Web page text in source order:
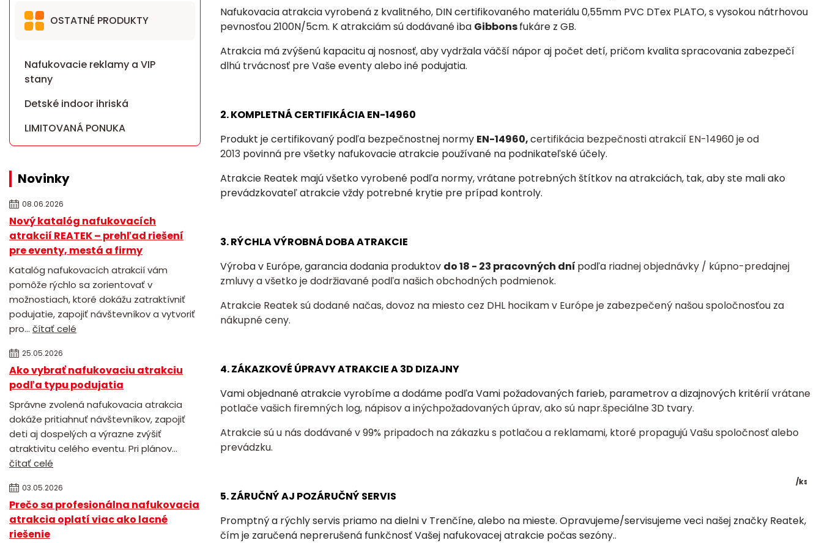
OSTATNÉ PRODUKTY
Nafukovacie reklamy a VIP
stany
Detské indoor ihriská
LIMITOVANÁ PONUKA
Novinky
08.06.2026
Nový katalóg nafukovacích
atrakcií REATEK – prehľad riešení
pre eventy, mestá a firmy
Katalóg nafukovacích atrakcií vám
pomôže rýchlo sa zorientovať v
možnostiach, ktoré dokážu zatraktívniť
podujatie, zapojiť návštevníkov a vytvoriť
pro... čítať celé
25.05.2026
Ako vybrať nafukovaciu atrakciu
podľa typu podujatia
Správne zvolená nafukovacia atrakcia
dokáže pritiahnuť návštevníkov, zapojiť
deti aj dospelých a výrazne zvýšiť
atraktivitu celého eventu. Pri plánov...
čítať celé
03.05.2026
Prečo sa profesionálna nafukovacia
atrakcia oplatí viac ako lacné
riešenie
/ks
Nafukovacia atrakcia vyrobená z kvalitného, DIN certifikovaného materiálu 0,55mm PVC DTex PLATO, s vysokou nátrhovou
pevnosťou 2100N/5cm. K atrakciám sú dodávané iba Gibbonsfukáre z GB.
Atrakcia má zvýšenú kapacitu aj nosnosť, aby vydržala väčší nápor aj počet detí, pričom kvalita spracovania zabezpečí
dlhú trvácnosť pre Vaše eventy alebo iné podujatia.
2. KOMPLETNÁ CERTIFIKÁCIA EN-14960
Produkt je certifikovaný podľa bezpečnostnej normy EN-14960,certifikácia bezpečnosti atrakcií EN-14960 je od
2013 povinná pre všetky nafukovacie atrakcie používané na podnikateľské účely.
Atrakcie Reatek majú všetko vyrobené podľa normy, vrátane potrebných štítkov na atrakciách, tak, aby ste mali ako
prevádzkovateľ atrakcie vždy potrebné krytie pre prípad kontroly.
3. RÝCHLA VÝROBNÁ DOBA ATRAKCIE
Výroba v Európe, garancia dodania produktov do 18 - 23 pracovných dní podľa riadnej objednávky / kúpno-predajnej
zmluvy a všetko je dodržiavané podľa našich obchodných podmienok.
Atrakcie Reatek sú dodané načas, dovoz na miesto cez DHL hocikam v Európe je zabezpečený našou spoločnosťou za
nákupné ceny.
4. ZÁKAZKOVÉ ÚPRAVY ATRAKCIE A 3D DIZAJNY
Vami objednané atrakcie vyrobíme a dodáme podľa Vami požadovaných farieb, parametrov a dizajnových kritériívrátane
potlače vašich firemných log, nápisov a inýchpožadovaných úprav, ako sú napr.špeciálne 3D tvary.
Atrakcie sú u nás dodávané v 99% pripadoch na zákazku s potlačou a reklamami, ktoré propagujú Vašu spoločnosť alebo
prevádzku.
5. ZÁRUČNÝ AJ POZÁRUČNÝ SERVIS
Promptný a rýchly servis priamo na dielni v Trenčíne, alebo na mieste. Opravujeme/servisujeme veci našej značky Reatek,
čím je zaručená neprerušená funkčnosť Vašej nafukovacej atrakcie počas sezóny..